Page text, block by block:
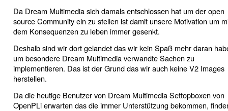
Da Dream Multimedia sich damals entschlossen hat um der open
source Community ein zu stellen ist damit unsere Motivation um
dem Konsequenzen zu leben immer gesenkt.
Deshalb sind wir dort gelandet das wir kein Spaß mehr daran
um besondere Dream Multimedia verwandte Sachen zu
implementieren. Das ist der Grund das wir auch keine V2 Images
herstellen.
Da die heutige Benutzer von Dream Multimedia Settopboxen von
OpenPLi erwarten das die immer Unterstützung bekommen,